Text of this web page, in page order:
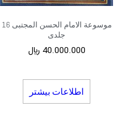
موسوعة الامام الحسن المجتبی 16
جلدی
40.000.000 ﷼
اطلاعات بیشتر